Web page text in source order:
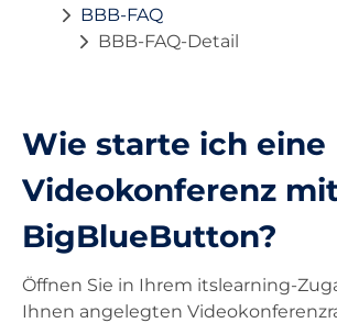
Unterricht
Ausstattung
Landesdienste
BBB-FAQ
BBB-FAQ-Detail
Wie starte ich eine
Videokonferenz
BigBlueButton?
Öffnen Sie in Ihrem itslearning-
Ihnen angelegten